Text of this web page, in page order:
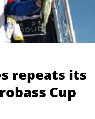
repeats its
Cup